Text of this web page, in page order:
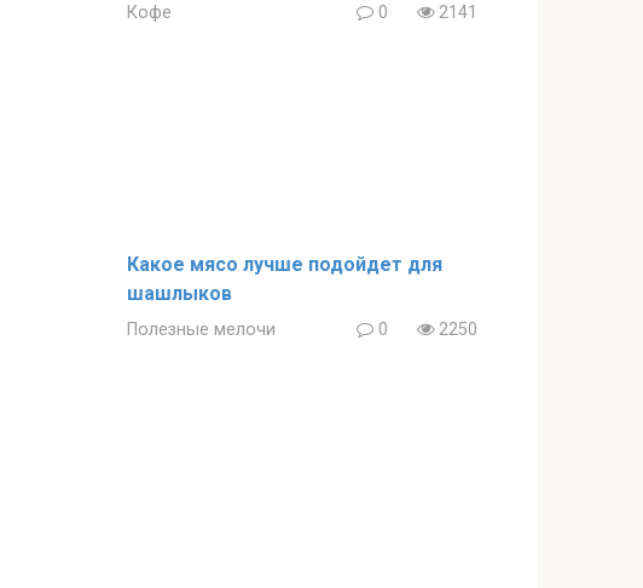
Кофе 0 2141
Какое мясо лучше подойдет для
шашлыков
Полезные мелочи 0 2250